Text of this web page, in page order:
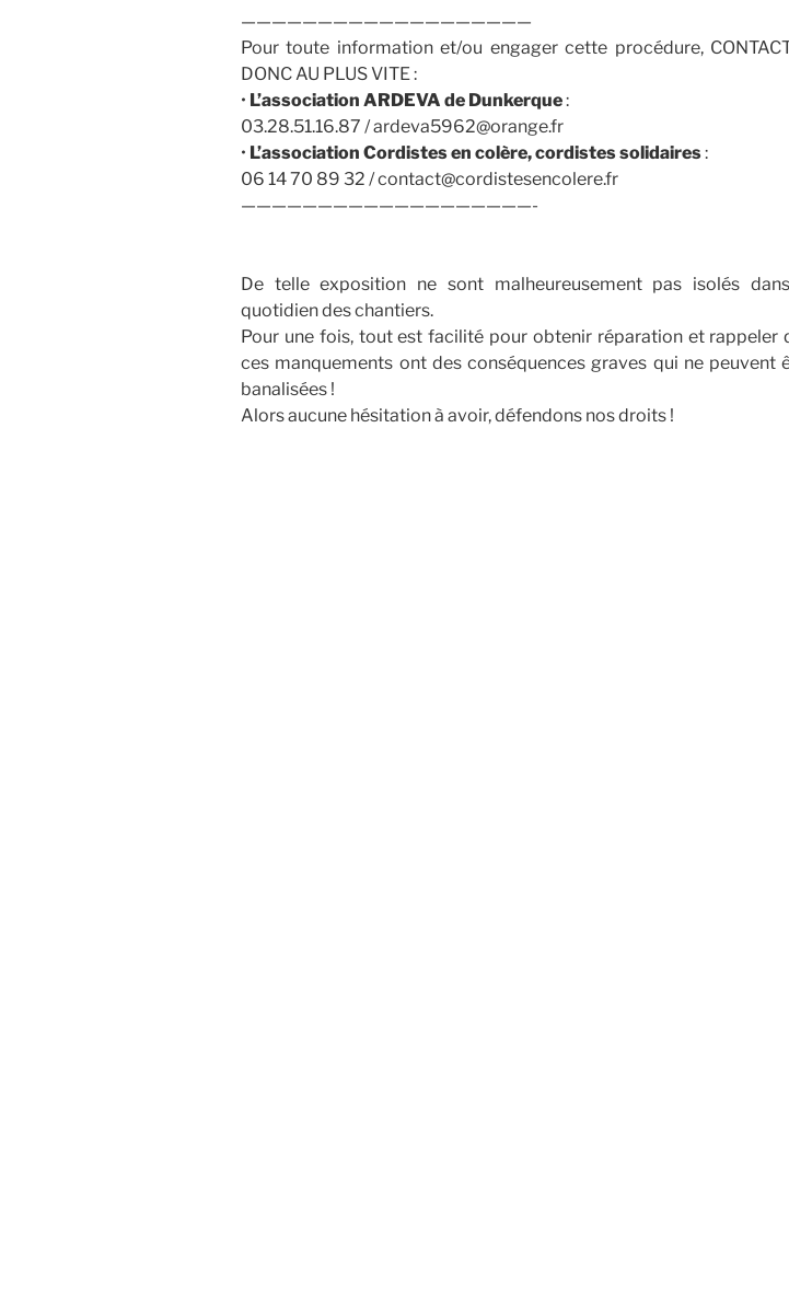
———————————————————
Pour toute information et/ou engager cette procédure,
DONC AU PLUS VITE :
• L’association ARDEVA de Dunkerque:
03.28.51.16.87 / ardeva5962@orange.fr
• L’association Cordistes en colère, cordistes solidaires:
06 14 70 89 32 / contact@cordistesencolere.fr
———————————————————-
De telle exposition ne sont malheureusement pas isolés
quotidien des chantiers.
Pour une fois, tout est facilité pour obtenir réparation et rappeler
ces manquements ont des conséquences graves qui ne peuvent
banalisées !
Alors aucune hésitation à avoir, défendons nos droits !